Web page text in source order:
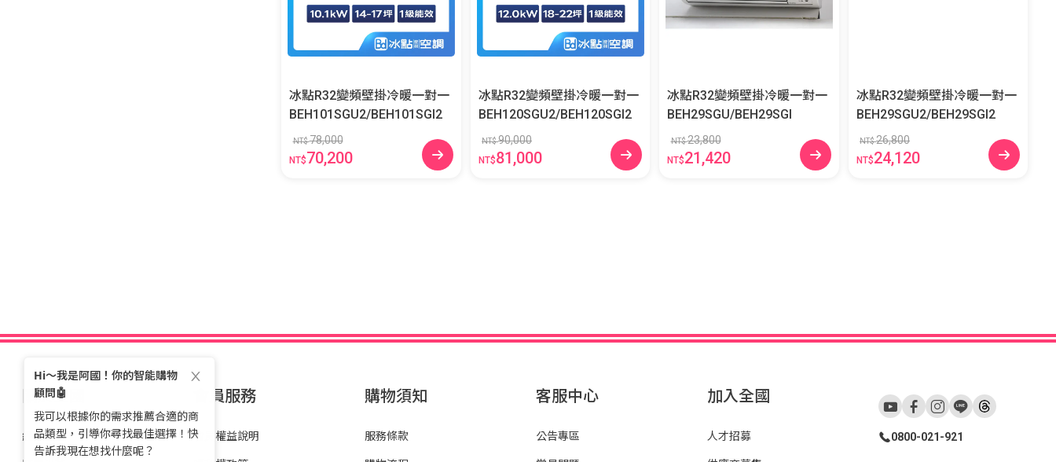
冰點R32變頻壁掛冷暖一對一
BEH101SGU2/BEH101SGI2
NT$78,000
NT$70,200
冰點R32變頻壁掛冷暖一對一
BEH120SGU2/BEH120SGI2
NT$90,000
NT$81,000
冰點R32變頻壁掛冷暖一對一
BEH29SGU/BEH29SGI
NT$23,800
NT$21,420
冰點R32變頻壁掛冷暖一對一
BEH29SGU2/BEH29SGI2
NT$26,800
NT$24,120
關於全國
經營理念
會員服務
會員權益說明
購物須知
服務條款
客服中心
公告專區
加入全國
人才招募 0800-021-921